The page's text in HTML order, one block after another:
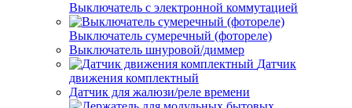
Выключатель с электронной коммутацией
Выключатель сумеречный (фотореле)
Выключатель шнуровой/диммер
Датчик
движения комплектный
Датчик для жалюзи/реле времени